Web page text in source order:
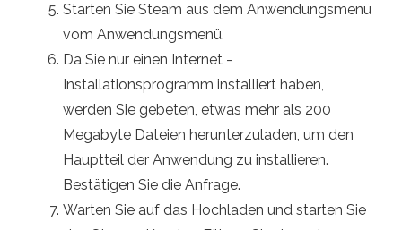
Starten Sie Steam aus dem Anwendungsmenü
vom Anwendungsmenü.
Da Sie nur einen Internet -
Installationsprogramm installiert haben,
werden Sie gebeten, etwas mehr als 200
Megabyte Dateien herunterzuladen, um den
Hauptteil der Anwendung zu installieren.
Bestätigen Sie die Anfrage.
Warten Sie auf das Hochladen und starten Sie